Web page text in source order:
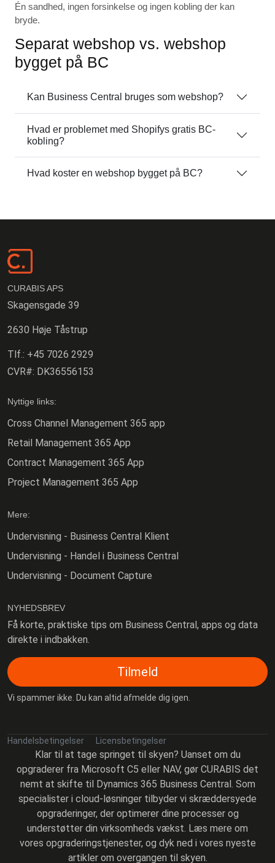
Én sandhed, ingen forsinkelse og ingen kobling der kan
bryde.
Separat webshop vs. webshop
bygget på BC
Kan Business Central bruges som webshop?
Hvad er problemet med Shopifys gratis BC-
kobling?
Hvad koster en webshop bygget på BC?
CURABIS APS
Skagensgade 39
2630 Høje Tåstrup
Tlf.: +45 7026 2929
CVR#: DK36556153
Nyttige links:
Cross Channel Management 365 app
Retail Management 365 App
Contract Management 365 App
Project Management 365 App
Mere:
Undervisning - Business Central Klient
Undervisning - Handel i Business Central
Undervisning - Document Capture
NYHEDSBREV
Få korte, praktiske tips om Business Central, apps og data
direkte i indbakken.
Tilmeld
Vi spammer ikke. Du kan altid afmelde dig igen.
Handelsbetingelser Licensbetingelser
Klar til at tage springet til skyen? Uanset om du
opgraderer fra Microsoft C5 eller NAV, gør CURABIS det
nemt at skifte til Dynamics 365 Business Central. Som
specialister i cloud-løsninger tilbyder vi skræddersyede
opgraderinger, der optimerer dine processer og
understøtter din virksomheds vækst. Læs mere om
vores opgraderingstjenester, og dyk ned i vores nyeste
artikler om overgangen til skyen.